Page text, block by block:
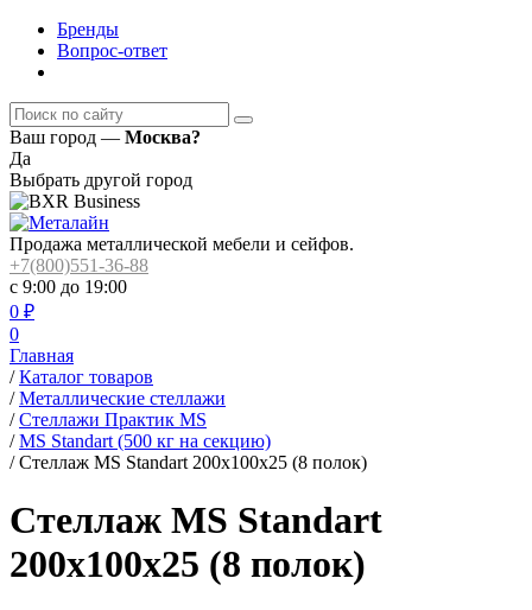
Бренды
Вопрос-ответ
Ваш город — Москва?
Да
Выбрать другой город
Продажа металлической мебели и сейфов.
+7(800)551-36-88
с 9:00 до 19:00
0 ₽
0
Главная
/ Каталог товаров
/ Металлические стеллажи
/ Стеллажи Практик MS
/ MS Standart (500 кг на секцию)
/ Стеллаж MS Standart 200x100x25 (8 полок)
Стеллаж MS Standart
200x100x25 (8 полок)